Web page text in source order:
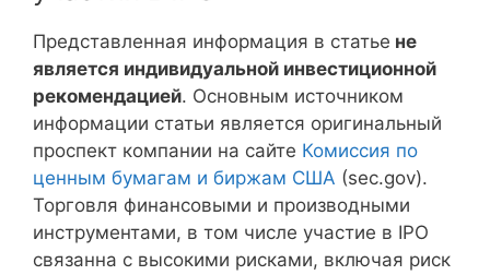
Представленная информация в статье не
является индивидуальной инвестиционной
рекомендацией. Основным источником
информации статьи является оригинальный
проспект компании на сайте Комиссия по
ценным бумагам и биржам США (sec.gov).
Торговля финансовыми и производными
инструментами, в том числе участие в IPO
связанна с высокими рисками, включая риск